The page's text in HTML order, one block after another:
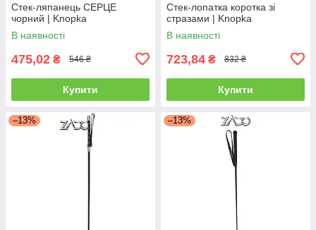
Стек-ляпанець СЕРЦЕ
чорний | Knopka
В наявності
475,02 ₴ 546 ₴
Купити
Стек-лопатка коротка зі
стразами | Knopka
В наявності
723,84 ₴ 832 ₴
Купити
–13% –13%